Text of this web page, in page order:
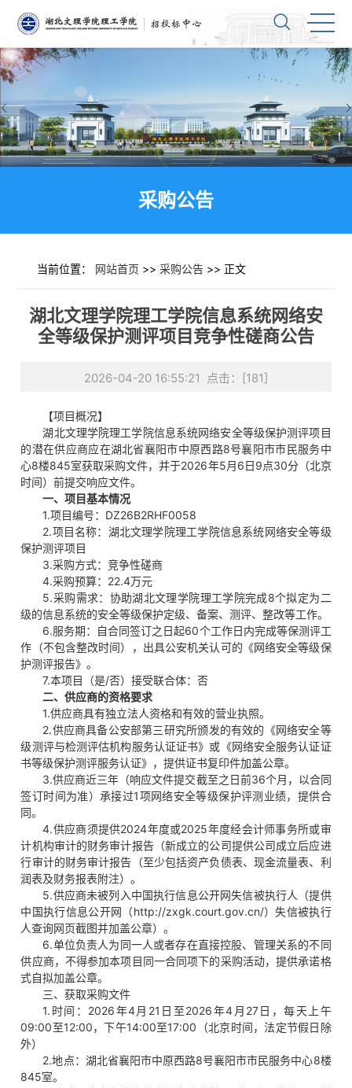
采购公告
当前位置： 网站首页 >>采购公告 >> 正文
湖北文理学院理工学院信息系统网络安
全等级保护测评项目竞争性磋商公告
2026-04-20 16:55:21 点击：[181]
【项目概况】
湖北文理学院理工学院信息系统网络安全等级保护测评项目
的潜在供应商应在湖北省襄阳市中原西路8号襄阳市市民服务中
心8楼845室获取采购文件，并于2026年5月6日9点30分（北京
时间）前提交响应文件。
一、项目基本情况
1.项目编号：DZ26B2RHF0058
2.项目名称：湖北文理学院理工学院信息系统网络安全等级
保护测评项目
3.采购方式：竞争性磋商
4.采购预算：22.4万元
5.采购需求：协助湖北文理学院理工学院完成8个拟定为二
级的信息系统的安全等级保护定级、备案、测评、整改等工作。
6.服务期：自合同签订之日起60个工作日内完成等保测评工
作（不包含整改时间），出具公安机关认可的《网络安全等级保
护测评报告》。
7.本项目（是/否）接受联合体：否
二、供应商的资格要求
1.供应商具有独立法人资格和有效的营业执照。
2.供应商具备公安部第三研究所颁发的有效的《网络安全等
级测评与检测评估机构服务认证证书》或《网络安全服务认证证
书等级保护测评服务认证》，提供证书复印件加盖公章。
3.供应商近三年（响应文件提交截至之日前36个月，以合同
签订时间为准）承接过1项网络安全等级保护评测业绩，提供合
同。
4.供应商须提供2024年度或2025年度经会计师事务所或审
计机构审计的财务审计报告（新成立的公司提供公司成立后应进
行审计的财务审计报告（至少包括资产负债表、现金流量表、利
润表及财务报表附注）。
5.供应商未被列入中国执行信息公开网失信被执行人（提供
中国执行信息公开网（http://zxgk.court.gov.cn/）失信被执行
人查询网页截图并加盖公章）。
6.单位负责人为同一人或者存在直接控股、管理关系的不同
供应商，不得参加本项目同一合同项下的采购活动，提供承诺格
式自拟加盖公章。
三、获取采购文件
1.时间：2026年4月21日至2026年4月27日，每天上午
09:00至12:00，下午14:00至17:00（北京时间，法定节假日除
外）
2.地点：湖北省襄阳市中原西路8号襄阳市市民服务中心8楼
845室。